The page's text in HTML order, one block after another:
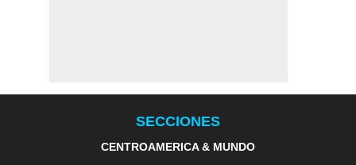
SECCIONES
CENTROAMERICA & MUNDO